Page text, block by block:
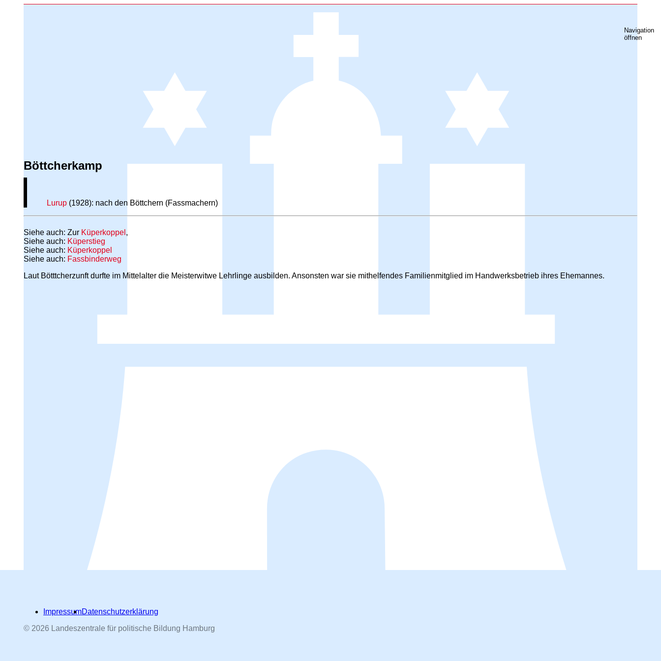
Navigation
öffnen
Böttcherkamp
Lurup (1928): nach den Böttchern (Fassmachern)
Siehe auch: Zur Küperkoppel ,
Siehe auch: Küperstieg
Siehe auch: Küperkoppel
Siehe auch: Fassbinderweg
Laut Bötttcherzunft durfte im Mittelalter die Meisterwitwe Lehrlinge ausbilden. Ansonsten war sie mithelfendes Familienmitglied im Handwerksbetrieb ihres Ehemannes.
ImpressumDatenschutzerklärung
© 2026 Landeszentrale für politische Bildung Hamburg